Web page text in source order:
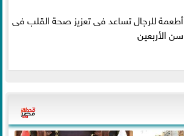
أطعمة للرجال تساعد فى تعزيز صحة القلب فى
سن الأربعين